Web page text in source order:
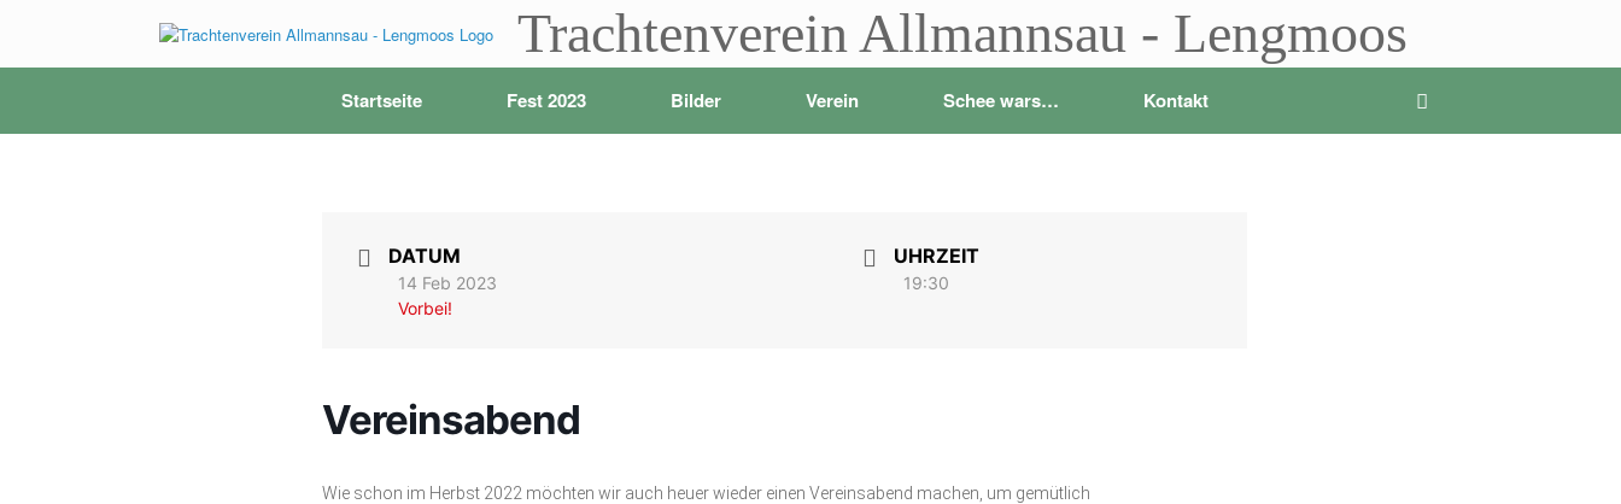
Trachtenverein Allmannsau - Lengmoos
Startseite Fest 2023 Bilder Verein Schee wars… Kontakt
DATUM
14 Feb 2023
Vorbei!
UHRZEIT
19:30
Vereinsabend
Wie schon im Herbst 2022 möchten wir auch heuer wieder einen Vereinsabend machen, um gemütlich